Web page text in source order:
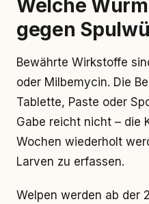
Welche
gegen
Bewährte Wirkstoffe
oder Milbemycin. Die
Tablette, Paste oder
Gabe reicht nicht – die
Wochen wiederholt
Larven zu erfassen.
Welpen werden ab der